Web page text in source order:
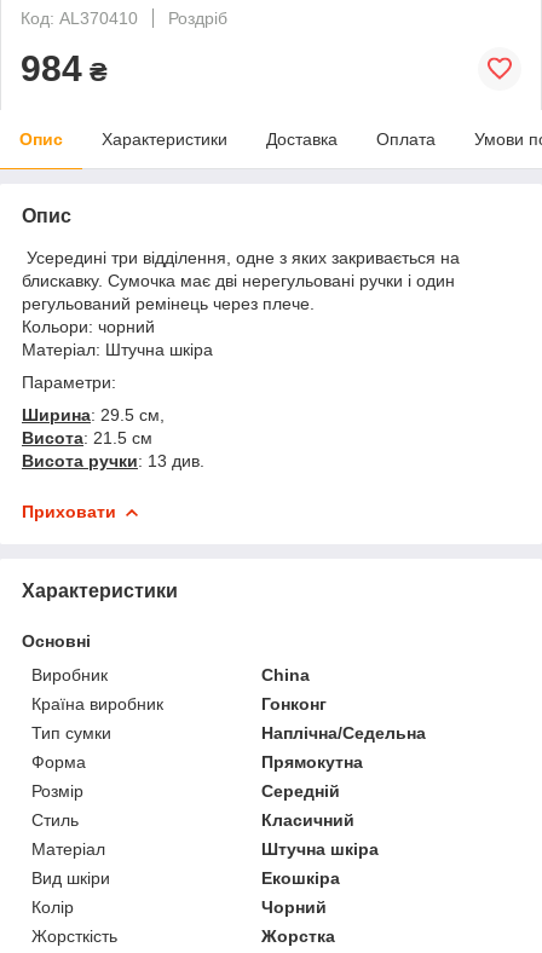
Код: AL370410
Роздріб
984 ₴
Опис Характеристики Доставка Оплата Умови
Опис
Усередині три відділення, одне з яких закривається на
блискавку. Сумочка має дві нерегульовані ручки і один
регульований ремінець через плече.
Кольори: чорний
Матеріал: Штучна шкіра
Параметри:
Ширина: 29.5 см,
Висота: 21.5 см
Висота ручки: 13 див.
Приховати
Характеристики
Основні
Виробник
China
Країна виробник
Гонконг
Тип сумки
Наплічна/Седельна
Форма
Прямокутна
Розмір
Середній
Стиль
Класичний
Матеріал
Штучна шкіра
Вид шкіри
Екошкіра
Колір
Чорний
Жорсткість
Жорстка